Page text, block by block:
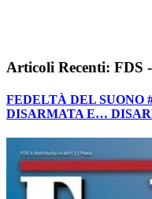
Articoli Recenti: FDS
FEDELTÀ DEL SUONO
DISARMATA E…